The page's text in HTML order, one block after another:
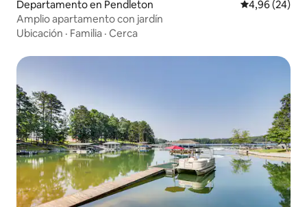
Departamento en Pendleton Calificación
4,96 (24)
Amplio apartamento con jardín
Ubicación · Familia · Cerca